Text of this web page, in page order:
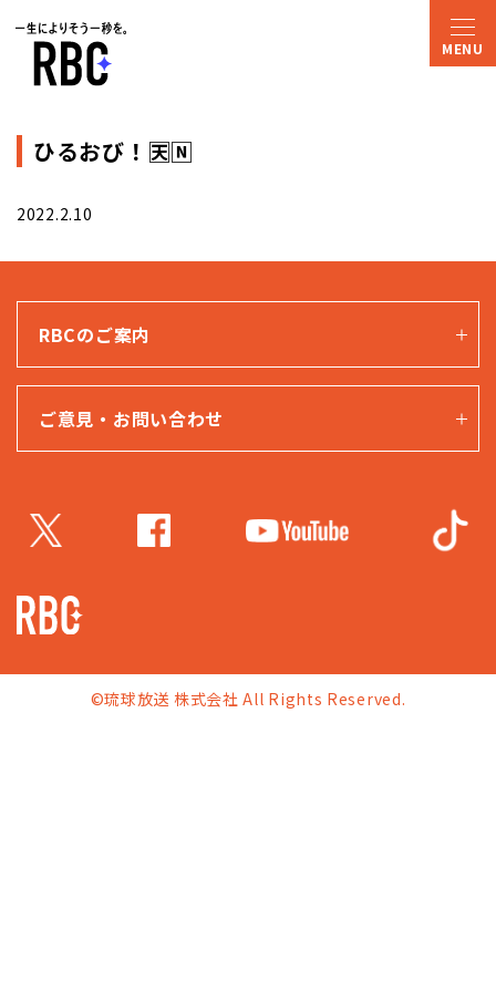
ひるおび！🈗🄽
2022.2.10
RBCのご案内
ご意見・お問い合わせ
©琉球放送 株式会社 All Rights Reserved.